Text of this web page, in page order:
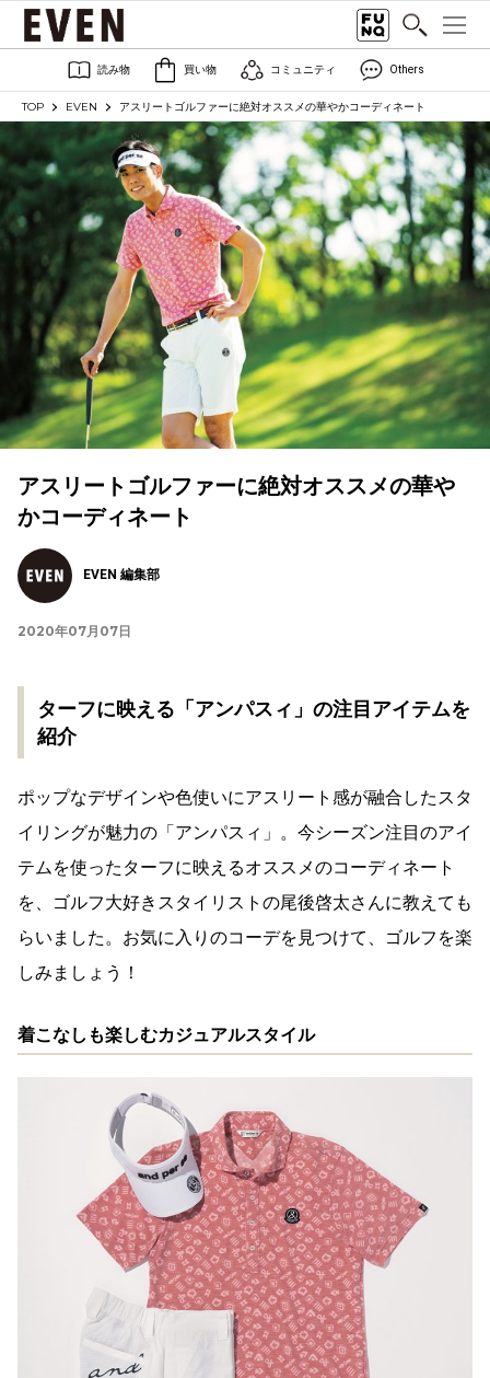
読み物 買い物 コミュニティ Others
TOP EVEN アスリートゴルファーに絶対オススメの華やかコーディネート
アスリートゴルファーに絶対オススメの華や
かコーディネート
EVEN 編集部
2020年07月07日
ターフに映える「アンパスィ」の注目アイテムを
紹介
ポップなデザインや色使いにアスリート感が融合したスタ
イリングが魅力の「アンパスィ」。今シーズン注目のアイ
テムを使ったターフに映えるオススメのコーディネート
を、ゴルフ大好きスタイリストの尾後啓太さんに教えても
らいました。お気に入りのコーデを見つけて、ゴルフを楽
しみましょう！
着こなしも楽しむカジュアルスタイル